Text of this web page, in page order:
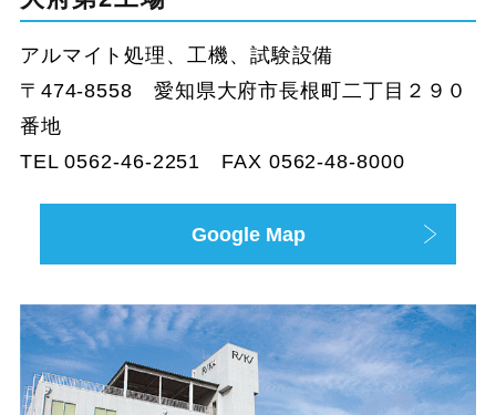
アルマイト処理、工機、試験設備
〒474-8558 愛知県大府市長根町二丁目２９０
番地
TEL 0562-46-2251 FAX 0562-48-8000
Google Map